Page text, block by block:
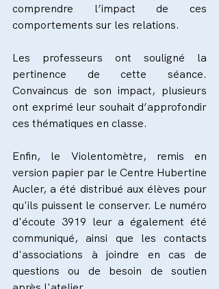
comprendre l’impact de ces
comportements sur les relations.
Les professeurs ont souligné la
pertinence de cette séance.
Convaincus de son impact, plusieurs
ont exprimé leur souhait d’approfondir
ces thématiques en classe.
Enfin, le Violentomètre, remis en
version papier par le Centre Hubertine
Aucler, a été distribué aux élèves pour
qu'ils puissent le conserver. Le numéro
d'écoute 3919 leur a également été
communiqué, ainsi que les contacts
d'associations à joindre en cas de
questions ou de besoin de soutien